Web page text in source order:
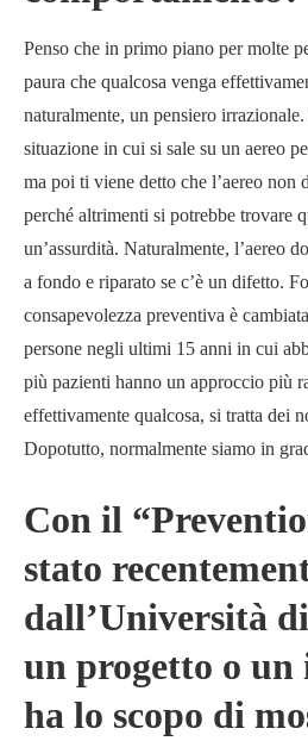
Penso che in primo piano per molte
paura che qualcosa venga
naturalmente, un pensiero
situazione in cui si sale su un aereo
ma poi ti viene detto che l’aereo non
perché altrimenti si potrebbe trovare
un’assurdità. Naturalmente, l’aereo
a fondo e riparato se c’è un difetto.
consapevolezza preventiva è
persone negli ultimi 15 anni in cui
più pazienti hanno un approccio più
effettivamente qualcosa, si tratta dei
Dopotutto, normalmente siamo in
Con il
stato
dall’Università
un progetto o un
ha lo scopo di